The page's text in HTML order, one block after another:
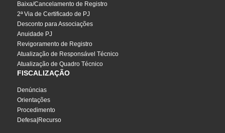
Baixa/Cancelamento de Registro
2ª Via de Certificado de PJ
Desconto para Associações
Anuidade PJ
Revigoramento de Registro
Atualização de Responsável Técnico
Atualização de Quadro Técnico
FISCALIZAÇÃO
Denúncias
Orientações
Procedimento
Defesa|Recurso